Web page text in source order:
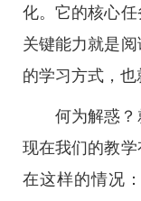
化。它的核心任
关键能力就是
的学习方式，也
何为解惑？
现在我们的教
在这样的情况